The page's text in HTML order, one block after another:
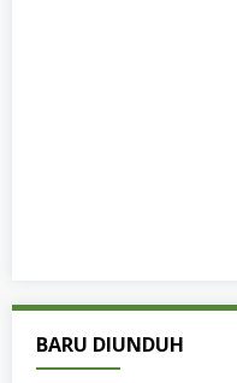
BARU DIUNDUH